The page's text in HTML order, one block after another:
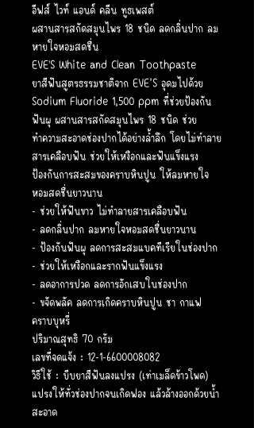
อีฟส์ ไวท์ แอนด์ คลีน ทูธเพสต์
ผสานสารสกัดสมุนไพร 18 ชนิด ลดกลิ่นปาก ลม
หายใจหอมสดชื่น
EVE'S White and Clean Toothpaste
ยาสีฟันสูตรธรรมชาติจาก EVE’S อุดมไปด้วย
Sodium Fluoride 1,500 ppm ที่ช่วยป้องกัน
ฟันผุ ผสานสารสกัดสมุนไพร 18 ชนิด ช่วย
ทำความสะอาดช่องปากได้อย่างล้ำลึก โดยไม่ทำลาย
สารเคลือบฟัน ช่วยให้เหงือกและฟันแข็งแรง
ป้องกันการสะสมของคราบหินปูน ให้ลมหายใจ
หอมสดชื่นยาวนาน
- ช่วยให้ฟันขาว ไม่ทำลายสารเคลือบฟัน
- ลดกลิ่นปาก ลมหายใจหอมสดชื่นยาวนาน
- ป้องกันฟันผุ ลดการสะสมแบคทีเรียในช่องปาก
- ช่วยให้เหงือกและรากฟันแข็งแรง
- ลดอาการปวด ลดการอักเสบในช่องปาก
- ขจัดพลัค ลดการเกิดคราบหินปูน ชา กาแฟ
คราบบุหรี่
ปริมาณสุทธิ 70 กรัม
เลขที่จดแจ้ง : 12-1-6600008082
วิธีใช้ : บีบยาสีฟันลงแปรง (เท่าเมล็ดข้าวโพด)
แปรงให้ทั่วช่องปากจนเกิดฟอง แล้วล้างออกด้วยน้ำ
สะอาด